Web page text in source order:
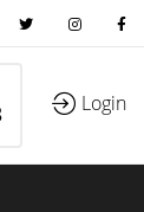
Login